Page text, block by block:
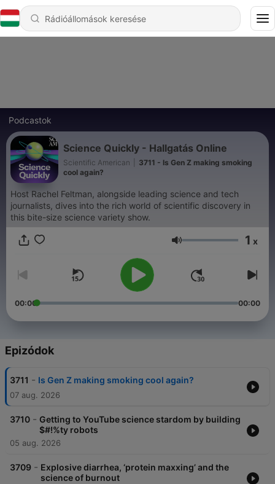
Podcastok
Science Quickly - Hallgatás Online
Scientific American
3711 - Is Gen Z making smoking
cool again?
Host Rachel Feltman, alongside leading science and tech
journalists, dives into the rich world of scientific discovery in
this bite-size science variety show.
Hangerő 1 x
00:00 00:00
Epizódok
3711 - Is Gen Z making smoking cool again?
07 aug. 2026
3710 - Getting to YouTube science stardom by building
$#!%ty robots
05 aug. 2026
3709 - Explosive diarrhea, ‘protein maxxing’ and the
science of burnout